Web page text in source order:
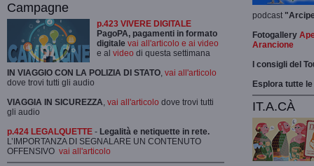
Campagne
p.423 VIVERE DIGITALE
PagoPA, pagamenti in formato
digitale vai all'articolo e ai video
e al video di questa settimana
IN VIAGGIO CON LA POLIZIA DI STATO, vai all'articolo
dove trovi tutti gli audio
VIAGGIA IN SICUREZZA, vai all'articolo dove trovi tutti
gli audio
p.424 LEGALQUETTE - Legalità e netiquette in rete.
L’IMPORTANZA DI SEGNALARE UN CONTENUTO
OFFENSIVO vai all'articolo
podcast
Fotogallery
Arancione
I consigli del
Esplora tutte
IT.A.CÀ